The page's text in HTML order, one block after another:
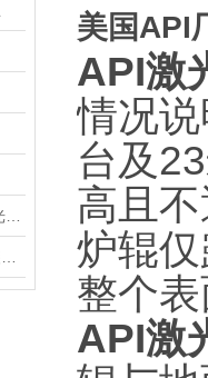
美国API
API激
情况
台及
高且
炉辊
整个
API激